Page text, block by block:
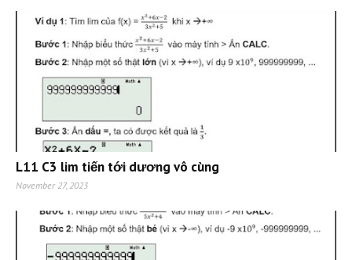
L11 C3 lim tiến tới dương vô cùng
November 27, 2023